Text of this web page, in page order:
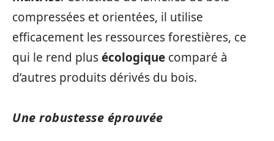
compressées et orientées, il utilise
efficacement les ressources forestières, ce
qui le rend plusécologique comparé à
d’autres produits dérivés du bois.
Une robustesse éprouvée